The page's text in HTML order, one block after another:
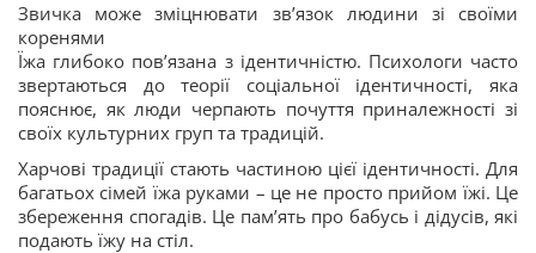
Звичка може зміцнювати зв’язок людини зі своїми
коренями
Їжа глибоко пов’язана з ідентичністю. Психологи часто
звертаються до теорії соціальної ідентичності, яка
пояснює, як люди черпають почуття приналежності зі
своїх культурних груп та традицій.
Харчові традиції стають частиною цієї ідентичності. Для
багатьох сімей їжа руками – це не просто прийом їжі. Це
збереження спогадів. Це пам’ять про бабусь і дідусів, які
подають їжу на стіл.